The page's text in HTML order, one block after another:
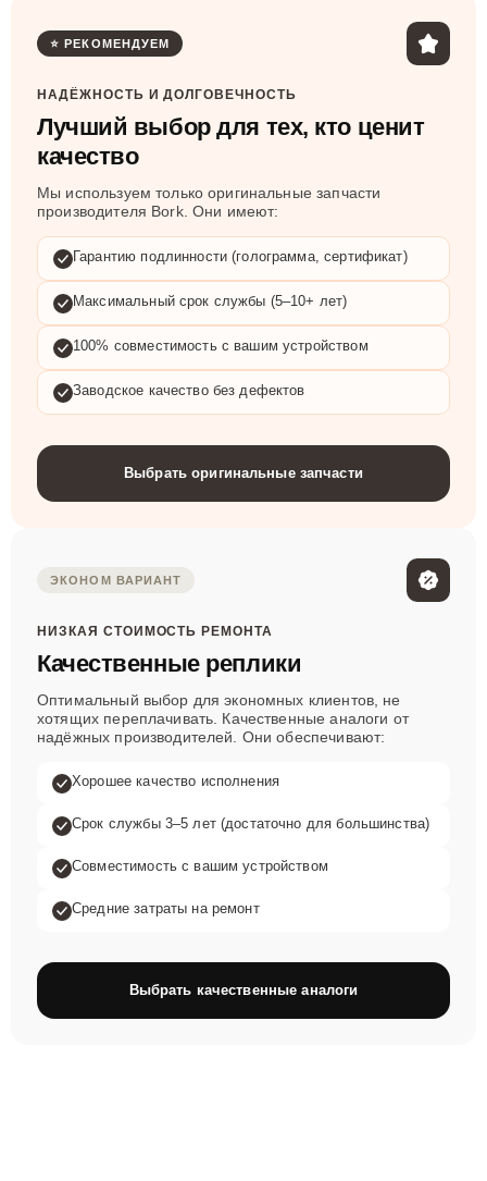
НАДЁЖНОСТЬ И ДОЛГОВЕЧНОСТЬ
Лучший выбор для тех, кто ценит
качество
производителя Bork. Они имеют:
Гарантию подлинности (голограмма, сертификат)
Максимальный срок службы (5–10+ лет)
100% совместимость с вашим устройством
НИЗКАЯ СТОИМОСТЬ РЕМОНТА
Качественные реплики
Оптимальный выбор для экономных клиентов, не
надёжных производителей. Они обеспечивают:
Хорошее качество исполнения
Срок службы 3–5 лет (достаточно для большинства)
Совместимость с вашим устройством